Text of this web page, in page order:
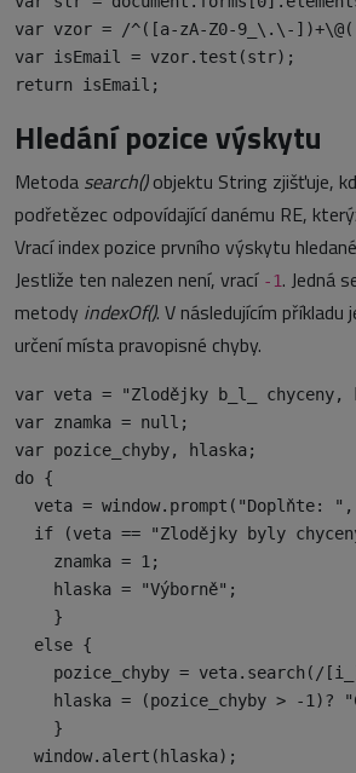
var vzor = /^([a-zA-Z0-9_\.\-
var isEmail = vzor.test(str);
Hledání pozice výskytu
Metoda search()objektu String zjišťuje,
podřetězec odpovídající danému RE,
Vrací index pozice prvního výskytu
Jestliže ten nalezen není, vrací -1. Jedná
metody indexOf(). V následujícím příkladu
určení místa pravopisné chyby.
var veta = "Zlodějky b_l_ chyceny,
var znamka = null;
var pozice_chyby, hlaska;
do {
veta = window.prompt("Doplňte: ",
if (veta == "Zlodějky byly
    znamka = 1;
    hlaska = "Výborně";
    }
  else {
pozice_chyby = veta.search(/
hlaska = (pozice_chyby > -1)?
    }
  window.alert(hlaska);